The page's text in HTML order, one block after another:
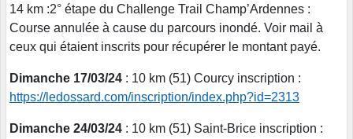
14 km :2° étape du Challenge Trail Champ’Ardennes :
Course annulée à cause du parcours inondé. Voir mail à
ceux qui étaient inscrits pour récupérer le montant payé.
Dimanche 17/03/24 : 10 km (51) Courcy inscription :
https://ledossard.com/inscription/index.php?id=2313
Dimanche 24/03/24 : 10 km (51) Saint-Brice inscription :